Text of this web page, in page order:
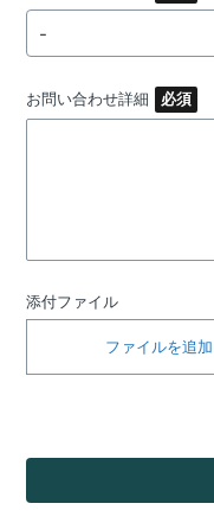
-
お問い合わせ詳細
添付ファイル
ファイルを追加